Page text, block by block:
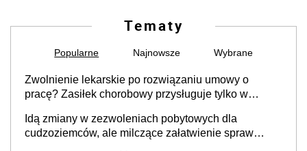
Tematy
Popularne Najnowsze Wybrane
Zwolnienie lekarskie po rozwiązaniu umowy o
pracę? Zasiłek chorobowy przysługuje tylko w
stosunku pracy
Idą zmiany w zezwoleniach pobytowych dla
cudzoziemców, ale milczące załatwienie spraw